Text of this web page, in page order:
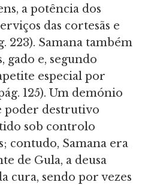
a potência dos
das cortesãs e
223). Samana também
gado e, segundo
especial por
125). Um demónio
poder destrutivo
sob controlo
contudo, Samana era
de Gula, a deusa
cura, sendo por vezes